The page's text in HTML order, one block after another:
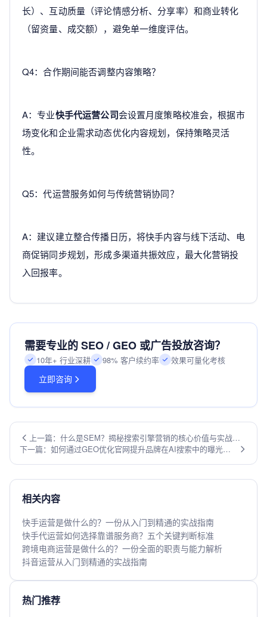
长）、互动质量（评论情感分析、分享率）和商业转化
（留资量、成交额），避免单一维度评估。
Q4：合作期间能否调整内容策略？
A：专业快手代运营公司会设置月度策略校准会，根据市
场变化和企业需求动态优化内容规划，保持策略灵活
性。
Q5：代运营服务如何与传统营销协同？
A：建议建立整合传播日历，将快手内容与线下活动、电
商促销同步规划，形成多渠道共振效应，最大化营销投
入回报率。
需要专业的 SEO / GEO 或广告投放咨询？
10年+ 行业深耕 98% 客户续约率 效果可量化考核
立即咨询
上一篇：什么是SEM？揭秘搜索引擎营销的核心价值与实战策
略
下一篇：如何通过GEO优化官网提升品牌在AI搜索中的曝光
相关内容
快手运营是做什么的？一份从入门到精通的实战指南
快手代运营如何选择靠谱服务商？五个关键判断标准
跨境电商运营是做什么的？一份全面的职责与能力解析
抖音运营从入门到精通的实战指南
热门推荐